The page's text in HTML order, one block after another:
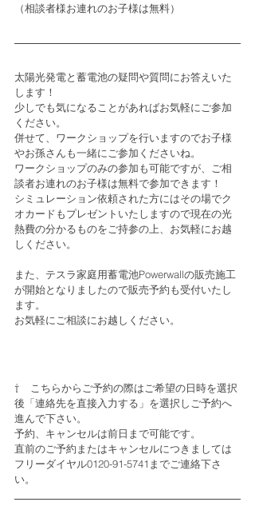
（相談者様お連れのお子様は無料）
太陽光発電と蓄電池の疑問や質問にお答えいた
します！
少しでも気になることがあればお気軽にご参加
ください。
併せて、ワークショップを行いますのでお子様
やお孫さんも一緒にご参加くださいね。
ワークショップのみの参加も可能ですが、ご相
談者お連れのお子様は無料で参加できます！
シミュレーション依頼された方にはその場でク
オカードもプレゼントいたしますので現在の光
熱費の分かるものをご持参の上、お気軽にお越
しください。
また、テスラ家庭用蓄電池Powerwallの販売施工
が開始となりましたので販売予約も受付いたし
ます。
お気軽にご相談にお越しください。
⇧　こちらからご予約の際はご希望の日時を選択
後「連絡先を直接入力する」を選択しご予約へ
進んで下さい。
予約、キャンセルは前日まで可能です。
直前のご予約またはキャンセルにつきましては
フリーダイヤル0120-91-5741までご連絡下さ
い。